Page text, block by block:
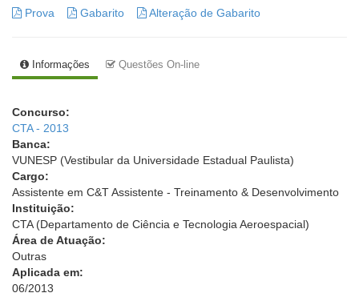
Prova Gabarito Alteração de Gabarito
Informações Questões On-line
Concurso:
CTA - 2013
Banca:
VUNESP (Vestibular da Universidade Estadual Paulista)
Cargo:
Assistente em C&T Assistente - Treinamento & Desenvolvimento
Instituição:
CTA (Departamento de Ciência e Tecnologia Aeroespacial)
Área de Atuação:
Outras
Aplicada em:
06/2013